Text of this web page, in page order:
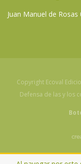
Juan Manuel de
Copyright Ecoval
Defensa de las y los